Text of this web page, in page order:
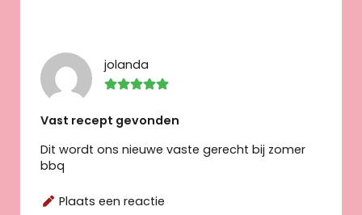
jolanda
Vast recept gevonden
Dit wordt ons nieuwe vaste gerecht bij zomer
bbq
Plaats een reactie